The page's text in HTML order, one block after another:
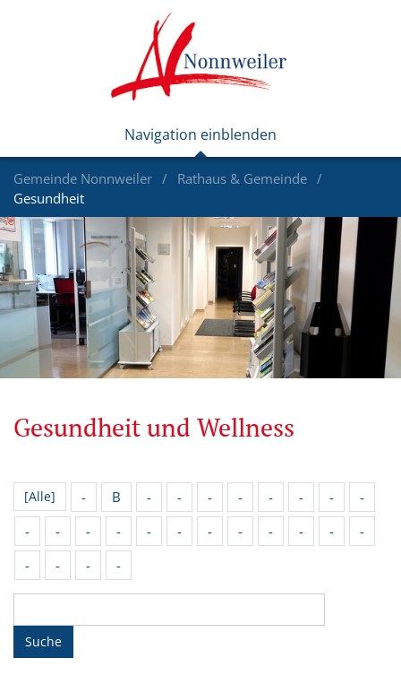
Gemeinde Nonnweiler
Rathaus & Gemeinde
Gesundheit
Gesundheit und Wellness
[Alle] - B - - - - - - -
-
-
- - - - - - - - - -
-
-
- - -
Suche